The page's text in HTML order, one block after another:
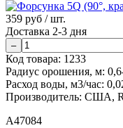
359 руб / шт.
Доставка 2-3 дня
Код товара: 1233
Радиус орошения, м:
Расход воды, м3/час:
Производитель: США,
A47084